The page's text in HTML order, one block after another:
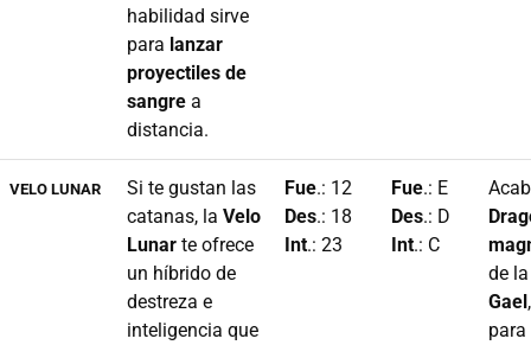
habilidad sirve
para lanzar
proyectiles de
sangre a
distancia.
VELO LUNAR
Si te gustan las
catanas, la Velo
Lunar te ofrece
un híbrido de
destreza e
inteligencia que
Fue.: 12
Des.: 18
Int.: 23
Fue.: E
Des.: D
Int.: C
de
Gael